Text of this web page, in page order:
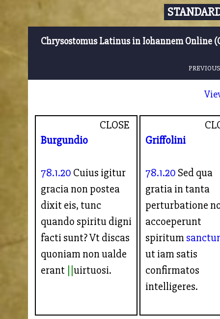
Chrysostomus Latinus in Iohannem Online
CLOSE
Burgundio
78.1.20 Cuius igitur
gracia non postea
dixit eis, tunc
quando spiritu digni
facti sunt? Vt discas
quoniam non ualde
erant
uirtuosi.
Griffolini
78.1.20 Sed qua
gratia in tanta
perturbatione
accoeperunt
spiritum
ut iam satis
confirmatos
intelligeres.